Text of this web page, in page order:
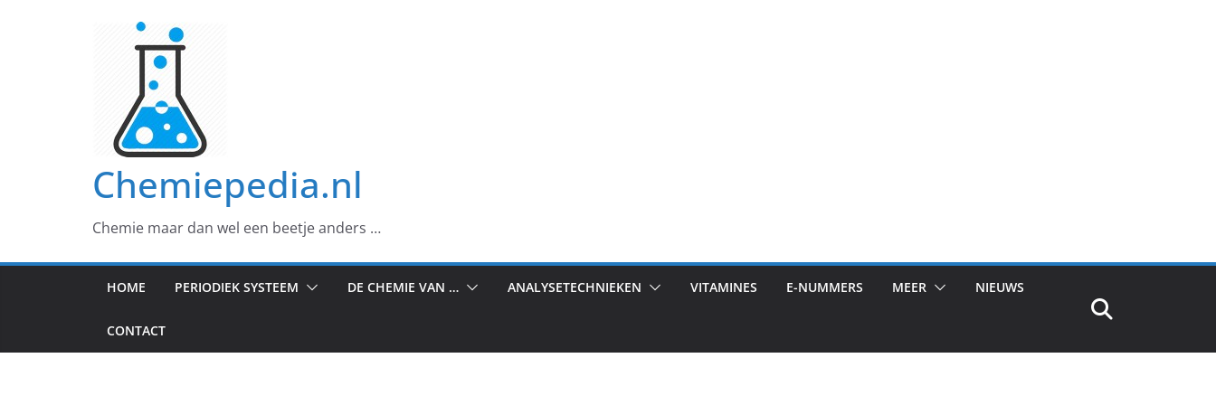
Chemiepedia.nl
Chemie maar dan wel een beetje anders …
HOME PERIODIEK SYSTEEM DE CHEMIE VAN … ANALYSETECHNIEKEN VITAMINES E-NUMMERS MEER NIEUWS
CONTACT